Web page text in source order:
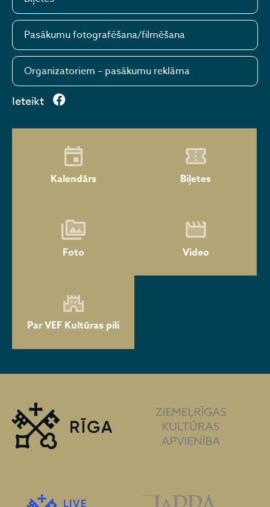
Pasākumu fotografēšana/filmēšana
Organizatoriem – pasākumu reklāma
Ieteikt
Kalendārs Biļetes
Foto Video
Par VEF Kultūras pili